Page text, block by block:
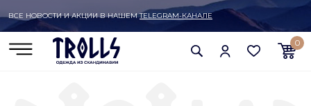
ВСЕ НОВОСТИ И АКЦИИ В НАШЕМTELEGRAM-КАНАЛЕ
0